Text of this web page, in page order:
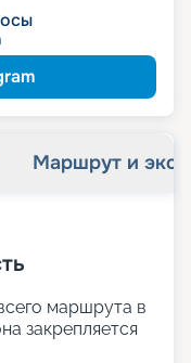
Маршрут и
маршрута в
закрепляется